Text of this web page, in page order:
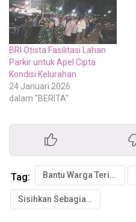
BRI Otista Fasilitasi Lahan
Parkir untuk Apel Cipta
Kondisi Kelurahan
24 Januari 2026
dalam "BERITA"
Tag: Bantu Warga Terimbas Pandemi
Sisihkan Sebagian Gaji